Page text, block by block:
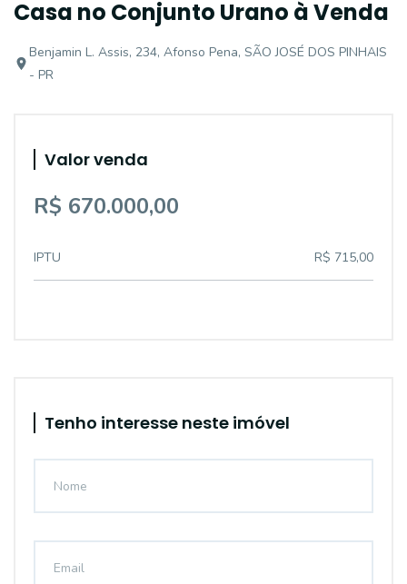
Casa no Conjunto Urano à Venda
Benjamin L. Assis, 234, Afonso Pena, SÃO JOSÉ DOS PINHAIS
- PR
Valor venda
R$ 670.000,00
IPTU R$ 715,00
Tenho interesse neste imóvel